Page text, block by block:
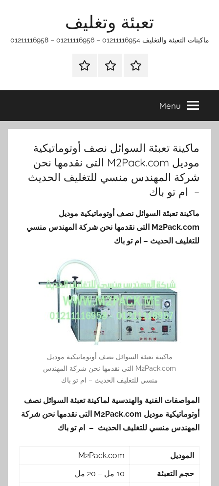
تعبئة وتغليف
ماكينات التعبئة والتغليف 01211116954 – 01211116956 – 01211116958
الرئيسيةماكينات
وتغليف
اتـصـل
في
التي
Menu
ماكينة تعبئة السوائل نصف أوتوماتيكية
موديل M2Pack.com التى نقدمها نحن
شركة المهندس منسي للتغليف الحديث
– ام تو باك
ماكينة تعبئة السوائل نصف أوتوماتيكية موديل
M2Pack.com التى نقدمها نحن شركة المهندس منسي
للتغليف الحديث – ام تو باك
ماكينة تعبئة السوائل نصف أوتوماتيكية موديل
M2Pack.com التى نقدمها نحن شركة المهندس
منسي للتغليف الحديث – ام تو باك
المواصفات الفنية والهندسية لماكينة تعبئة السوائل نصف
أوتوماتيكية موديل M2Pack.com التى نقدمها نحن شركة
المهندس منسي للتغليف الحديث – ام تو باك
الموديل
M2Pack.com
حجم التعبئة
10 مل – 20 مل